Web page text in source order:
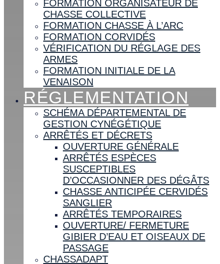
FORMATION ORGANISATEUR DE
CHASSE COLLECTIVE
FORMATION CHASSE À L’ARC
FORMATION CORVIDÉS
VÉRIFICATION DU RÉGLAGE DES
ARMES
FORMATION INITIALE DE LA
VENAISON
RÉGLEMENTATION
SCHÉMA DÉPARTEMENTAL DE
GESTION CYNÉGÉTIQUE
ARRÊTÉS ET DÉCRETS
OUVERTURE GÉNÉRALE
ARRÊTÉS ESPÈCES
SUSCEPTIBLES
D’OCCASIONNER DES DÉGÂTS
CHASSE ANTICIPÉE CERVIDÉS
SANGLIER
ARRÊTÉS TEMPORAIRES
OUVERTURE/ FERMETURE
GIBIER D’EAU ET OISEAUX DE
PASSAGE
CHASSADAPT